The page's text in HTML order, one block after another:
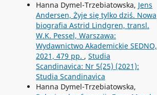
Hanna Dymel-Trzebiatowska, Jens
Andersen, Żyje się tylko dziś. Nowa
biografia Astrid Lindgren, transl.
W.K. Pessel, Warszawa:
Wydawnictwo Akademickie SEDNO,
2021, 479 pp. , Studia
Scandinavica: Nr 5(25) (2021):
Studia Scandinavica
Hanna Dymel-Trzebiatowska,